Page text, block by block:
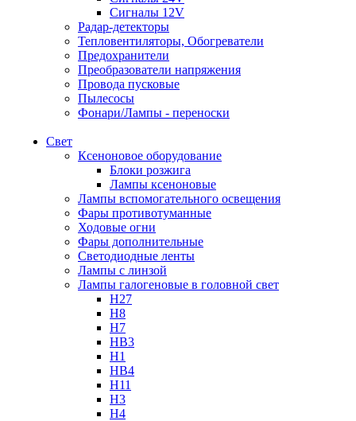
Сигналы 12V
Радар-детекторы
Тепловентиляторы, Обогреватели
Предохранители
Преобразователи напряжения
Провода пусковые
Пылесосы
Фонари/Лампы - переноски
Свет
Ксеноновое оборудование
Блоки розжига
Лампы ксеноновые
Лампы вспомогательного освещения
Фары противотуманные
Ходовые огни
Фары дополнительные
Светодиодные ленты
Лампы с линзой
Лампы галогеновые в головной свет
H27
H8
H7
HB3
H1
HB4
H11
H3
H4